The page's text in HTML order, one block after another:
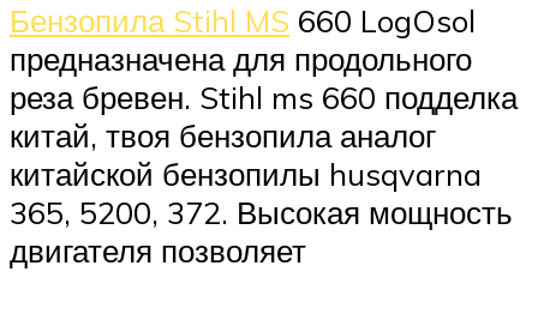
Бензопила Stihl MS 660 LogOsol
предназначена для продольного
реза бревен. Stihl ms 660 подделка
китай, твоя бензопила аналог
китайской бензопилы husqvarna
365, 5200, 372. Высокая мощность
двигателя позволяет